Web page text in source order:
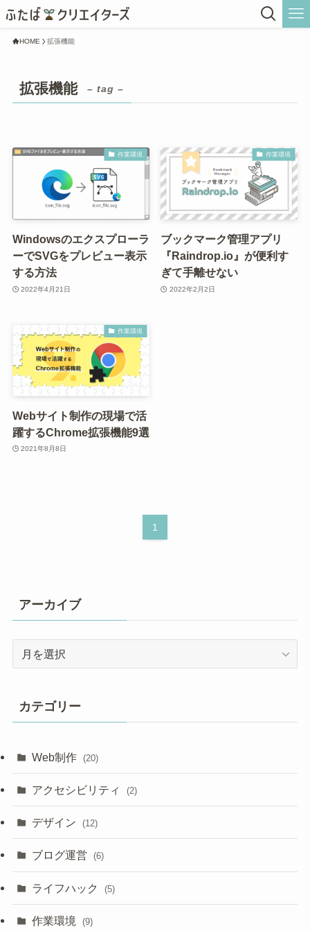
HOME 拡張機能
拡張機能 – tag –
作業環境
Windowsのエクスプローラ
ーでSVGをプレビュー表示
する方法
2022年4月21日
作業環境
ブックマーク管理アプリ
『Raindrop.io』が便利す
ぎて手離せない
2022年2月2日
作業環境
Webサイト制作の現場で活
躍するChrome拡張機能9選
2021年8月8日
1
アーカイブ
ブ
カテゴリー
Web制作 (20)
アクセシビリティ (2)
デザイン (12)
ブログ運営 (6)
ライフハック (5)
作業環境 (9)